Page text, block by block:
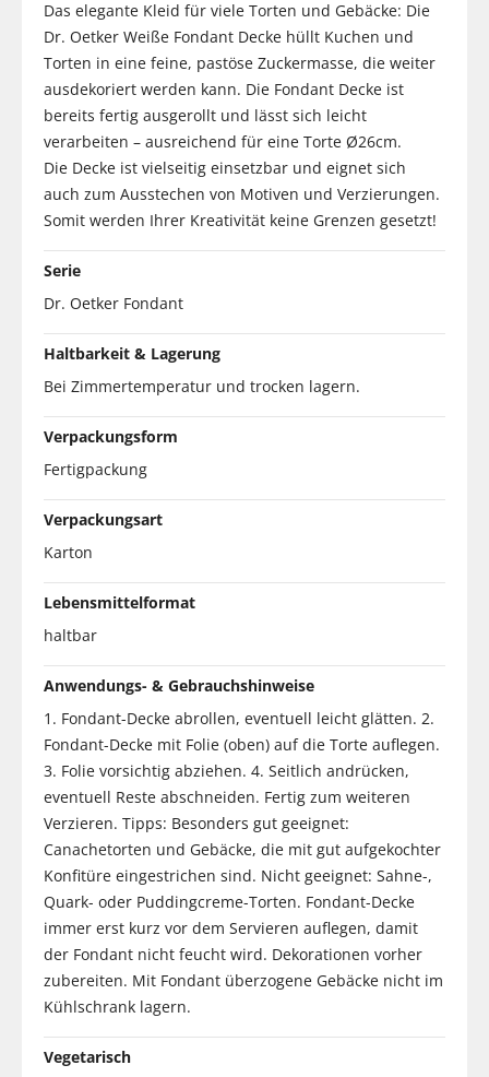
Das elegante Kleid für viele Torten und Gebäcke: Die
Dr. Oetker Weiße Fondant Decke hüllt Kuchen und
Torten in eine feine, pastöse Zuckermasse, die weiter
ausdekoriert werden kann. Die Fondant Decke ist
bereits fertig ausgerollt und lässt sich leicht
verarbeiten – ausreichend für eine Torte Ø26cm.
Die Decke ist vielseitig einsetzbar und eignet sich
auch zum Ausstechen von Motiven und Verzierungen.
Somit werden Ihrer Kreativität keine Grenzen gesetzt!
Serie
Dr. Oetker Fondant
Haltbarkeit & Lagerung
Bei Zimmertemperatur und trocken lagern.
Verpackungsform
Fertigpackung
Verpackungsart
Karton
Lebensmittelformat
haltbar
Anwendungs- & Gebrauchshinweise
1. Fondant-Decke abrollen, eventuell leicht glätten. 2.
Fondant-Decke mit Folie (oben) auf die Torte auflegen.
3. Folie vorsichtig abziehen. 4. Seitlich andrücken,
eventuell Reste abschneiden. Fertig zum weiteren
Verzieren. Tipps: Besonders gut geeignet:
Canachetorten und Gebäcke, die mit gut aufgekochter
Konfitüre eingestrichen sind. Nicht geeignet: Sahne-,
Quark- oder Puddingcreme-Torten. Fondant-Decke
immer erst kurz vor dem Servieren auflegen, damit
der Fondant nicht feucht wird. Dekorationen vorher
zubereiten. Mit Fondant überzogene Gebäcke nicht im
Kühlschrank lagern.
Vegetarisch